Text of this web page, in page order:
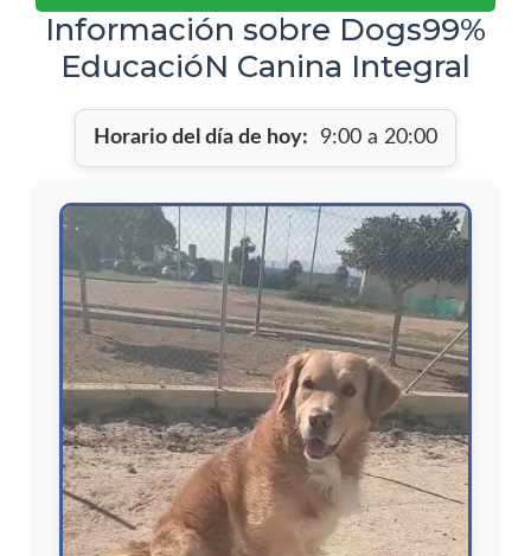
Información sobre Dogs99%
EducacióN Canina Integral
Horario del día de hoy: 9:00 a 20:00